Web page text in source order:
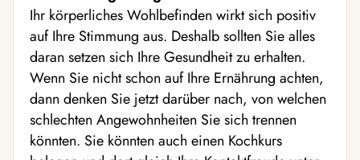
Ihr körperliches Wohlbefinden wirkt sich positiv
auf Ihre Stimmung aus. Deshalb sollten Sie alles
daran setzen sich Ihre Gesundheit zu erhalten.
Wenn Sie nicht schon auf Ihre Ernährung achten,
dann denken Sie jetzt darüber nach, von welchen
schlechten Angewohnheiten Sie sich trennen
könnten. Sie könnten auch einen Kochkurs